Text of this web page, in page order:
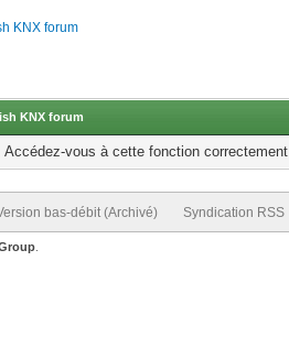
KNX forum
KNX forum
Accédez-vous à cette fonction
bas-débit (Archivé) Syndication RSS